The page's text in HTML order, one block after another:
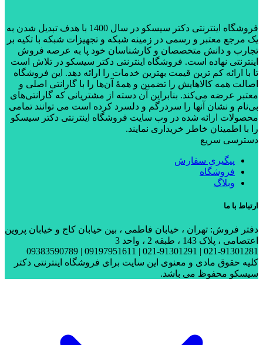
فروشگاه اینترنتی دکتر سیسکو در سال 1400 با هدف تبدیل شدن به
یک مرجع معتبر و رسمی در زمینه شبکه و تجهیزات شبکه با تکیه بر
تجارب و دانش متخصصان و کارشناسان خود پا به عرصه فروش
اینترنتی نهاده است. فروشگاه اینترنتی دکتر سیسکو در تلاش است
تا با ارائه کم ترین قیمت بهترین خدمات را ارائه دهد. این فروشگاه
اصالت همه کالاهایش را تضمین و همۀ آن‌ها را با گارانتی اصلی و
معتبر عرضه می‌کند. بنابراین آن دسته از مشتریانی که گارانتی‌های
بی‌نام و نشان آنها را سردرگم و دلسرد کرده است می توانند تمامی
محصولات ارائه شده در وب سایت فروشگاه اینترنتی دکتر سیسکو
را با اطمینان خاطر خریداری نمایند.
دسترسی سریع
پیگیری سفارش
فروشگاه
وبلاگ
ارتباط با ما
دفتر فروش: تهران ، خیابان فاطمی ، بین خیابان کاج و خیابان پروین
اعتصامی ، پلاک 143 ، طبقه 2 ، واحد 3
021-91301281 | 021-91301291 | 09197951611 | 09383590789
کلیه حقوق مادی و معنوی این سایت برای فروشگاه اینترنتی دکتر
سیسکو محفوظ می باشد.